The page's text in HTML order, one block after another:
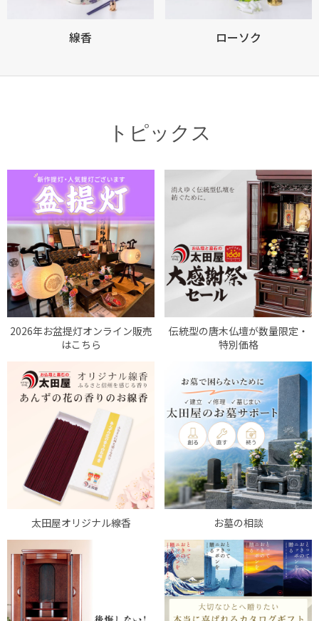
線香 ローソク
トピックス
2026年お盆提灯オンライン販売
はこちら
伝統型の唐木仏壇が数量限定・
特別価格
太田屋オリジナル線香 お墓の相談